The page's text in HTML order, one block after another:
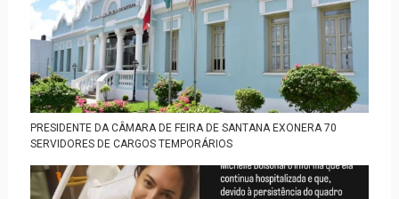
PRESIDENTE DA CÂMARA DE FEIRA DE SANTANA EXONERA 70
SERVIDORES DE CARGOS TEMPORÁRIOS